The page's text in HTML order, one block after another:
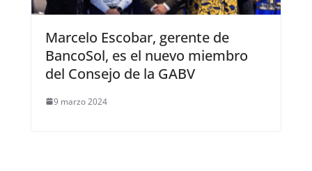
Marcelo Escobar, gerente de
BancoSol, es el nuevo miembro
del Consejo de la GABV
9 marzo 2024